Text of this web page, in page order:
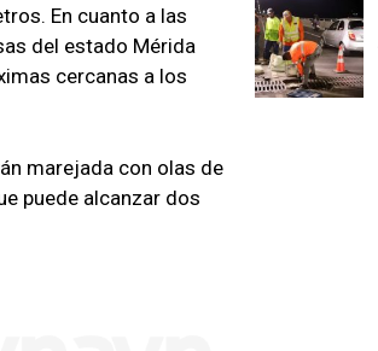
En cuanto a las
del estado Mérida
cercanas a los
marejada con olas de
puede alcanzar dos